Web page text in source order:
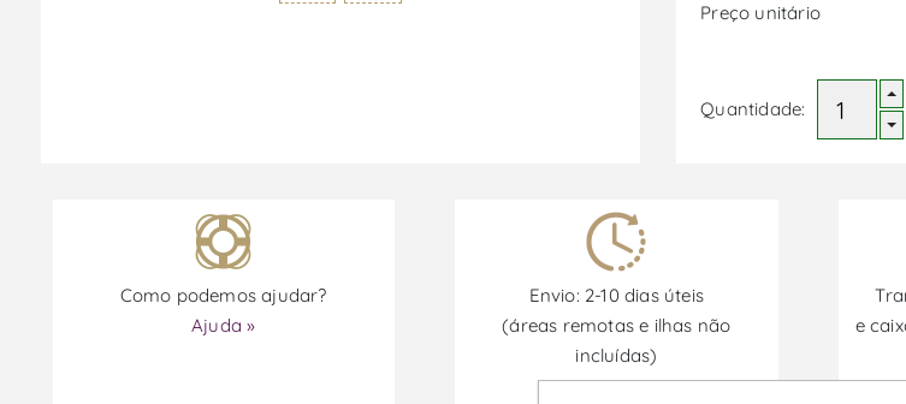
Preço unitário
Quantidade:
Como podemos ajudar?
Ajuda »
Envio: 2-10 dias úteis
(áreas remotas e ilhas não
incluídas)
e